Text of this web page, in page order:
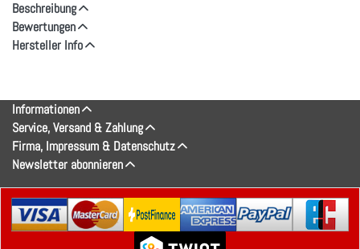
Beschreibung
Bewertungen
Hersteller Info
Informationen
Service, Versand & Zahlung
Firma, Impressum & Datenschutz
Newsletter abonnieren